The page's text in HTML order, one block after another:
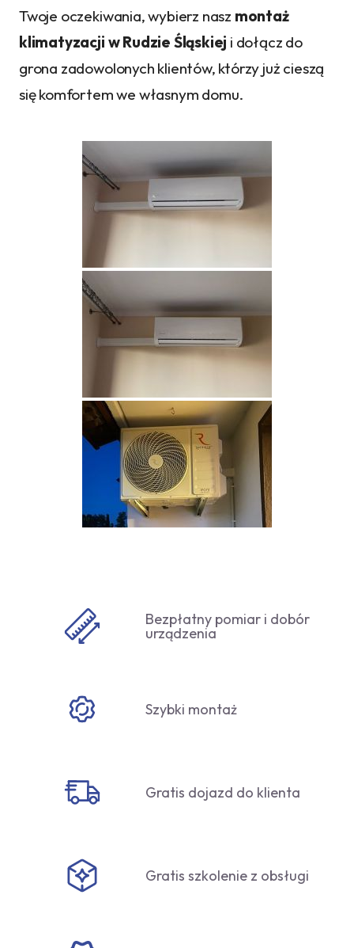
Twoje oczekiwania, wybierz nasz montaż
klimatyzacji w Rudzie Śląskiej i dołącz do
grona zadowolonych klientów, którzy już cieszą
się komfortem we własnym domu.
Bezpłatny pomiar i dobór
urządzenia
Szybki montaż
Gratis dojazd do klienta
Gratis szkolenie z obsługi